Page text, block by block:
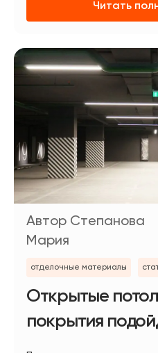
Читать
Автор Степанова
Мария
отделочные материалы
Открытые
покрытия